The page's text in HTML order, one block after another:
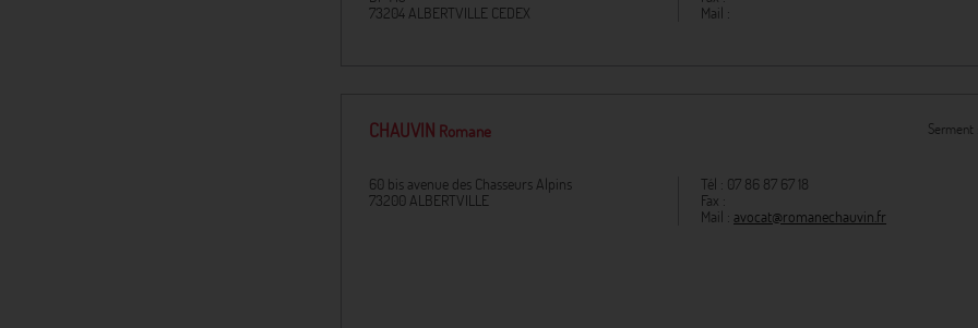
73204 ALBERTVILLE CEDEX
Mail :
CHAUVIN Romane
60 bis avenue des Chasseurs Alpins
73200 ALBERTVILLE
Tél : 07 86 87 67 18
Fax :
Mail : avocat@romanechauvin.fr